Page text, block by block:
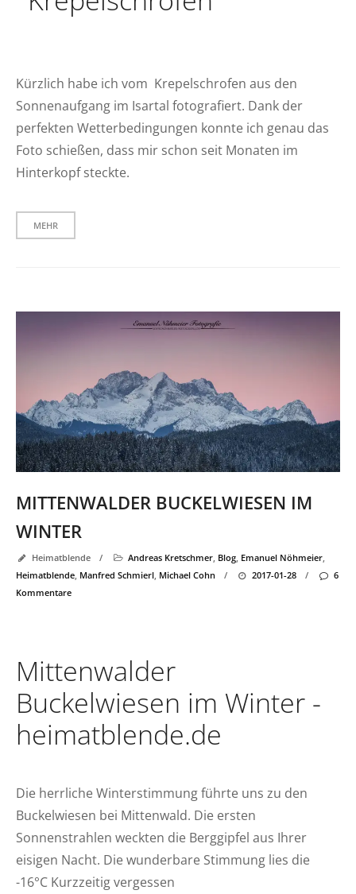
Kürzlich habe ich vom Krepelschrofen aus den
Sonnenaufgang im Isartal fotografiert. Dank der
perfekten Wetterbedingungen konnte ich genau das
Foto schießen, dass mir schon seit Monaten im
Hinterkopf steckte.
MEHR
MITTENWALDER BUCKELWIESEN IM
WINTER
Heimatblende / Andreas Kretschmer, Blog, Emanuel Nöhmeier,
Heimatblende, Manfred Schmierl, Michael Cohn / 2017-01-28 /
6
Kommentare
Mittenwalder
Buckelwiesen im Winter -
heimatblende.de
Die herrliche Winterstimmung führte uns zu den
Buckelwiesen bei Mittenwald. Die ersten
Sonnenstrahlen weckten die Berggipfel aus Ihrer
eisigen Nacht. Die wunderbare Stimmung lies die
-16°C Kurzzeitig vergessen